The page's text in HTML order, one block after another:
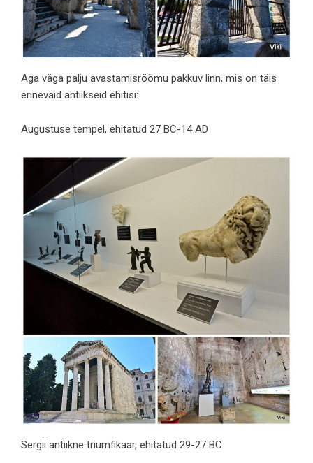
Aga väga palju avastamisrõõmu pakkuv linn, mis on täis
erinevaid antiikseid ehitisi:
Augustuse tempel, ehitatud 27 BC-14 AD
Sergii antiikne triumfikaar, ehitatud 29-27 BC